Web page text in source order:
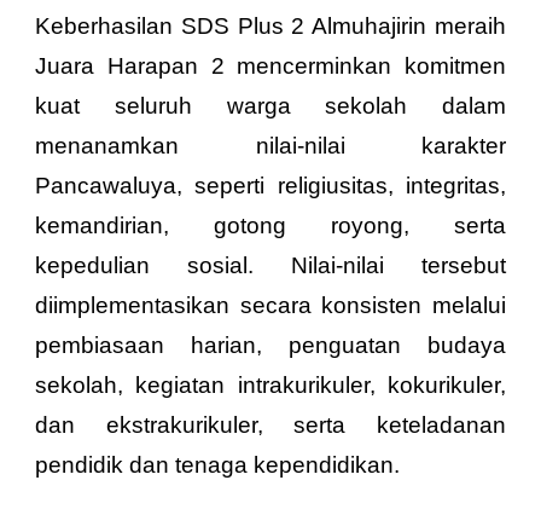
Keberhasilan SDS Plus 2 Almuhajirin meraih
Juara Harapan 2 mencerminkan komitmen
kuat seluruh warga sekolah dalam
menanamkan nilai-nilai karakter
Pancawaluya, seperti religiusitas, integritas,
kemandirian, gotong royong, serta
kepedulian sosial. Nilai-nilai tersebut
diimplementasikan secara konsisten melalui
pembiasaan harian, penguatan budaya
sekolah, kegiatan intrakurikuler, kokurikuler,
dan ekstrakurikuler, serta keteladanan
pendidik dan tenaga kependidikan.